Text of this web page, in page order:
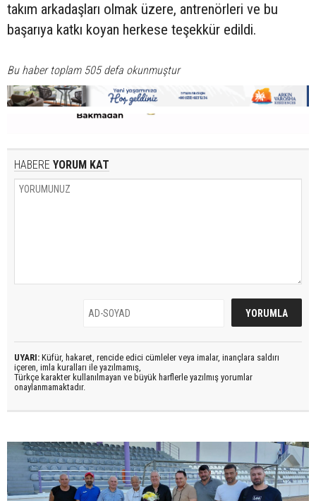
takım arkadaşları olmak üzere, antrenörleri ve bu
başarıya katkı koyan herkese teşekkür edildi.
Bu haber toplam 505 defa okunmuştur
HABERE YORUM KAT
UYARI: Küfür, hakaret, rencide edici cümleler veya imalar, inançlara saldırı
içeren, imla kuralları ile yazılmamış,
Türkçe karakter kullanılmayan ve büyük harflerle yazılmış yorumlar
onaylanmamaktadır.